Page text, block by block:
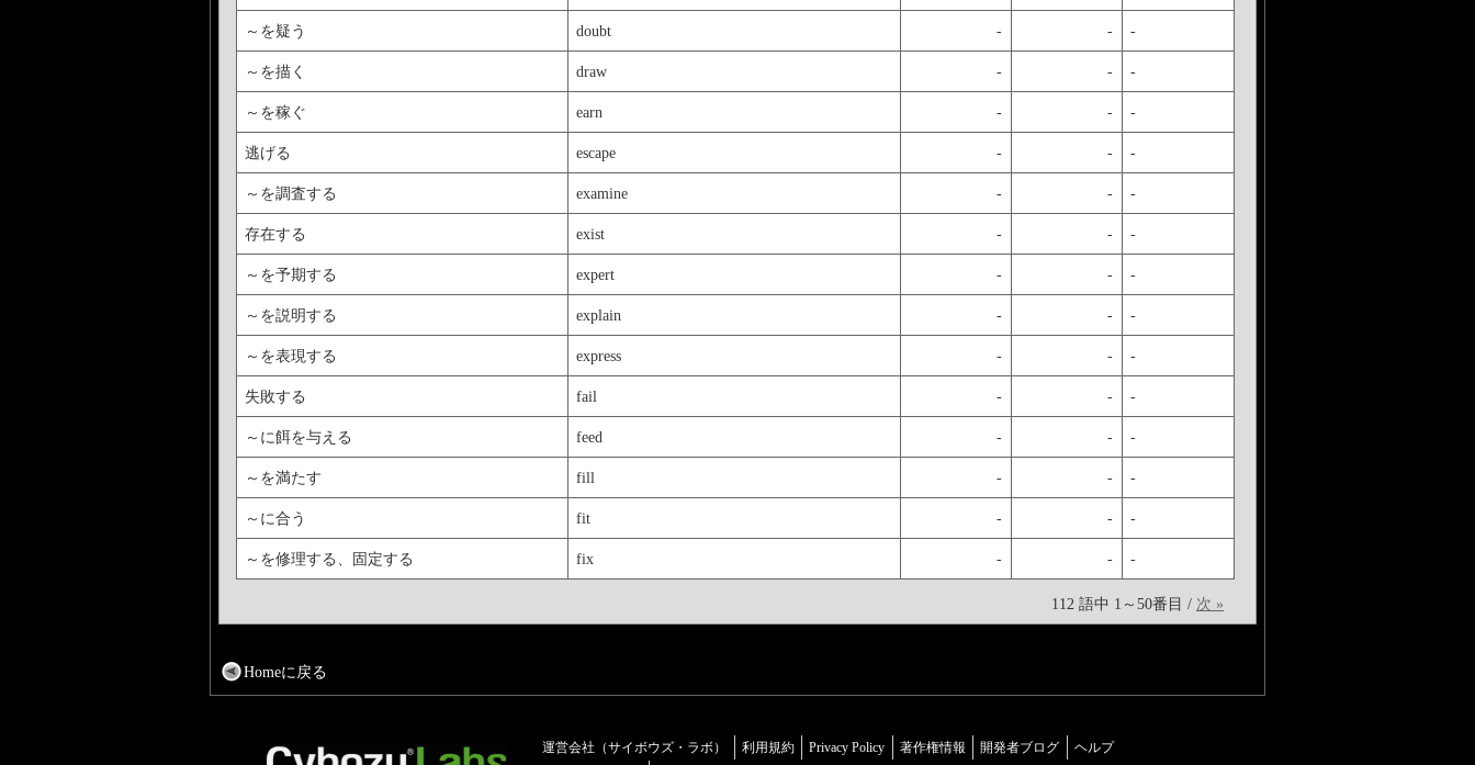
～を疑う doubt - - -
～を描く draw - - -
～を稼ぐ earn - - -
逃げる escape - - -
～を調査する examine - - -
存在する exist - - -
～を予期する expert - - -
～を説明する explain - - -
～を表現する express - - -
失敗する fail - - -
～に餌を与える feed - - -
～を満たす fill - - -
～に合う fit - - -
～を修理する、固定する fix - - -
112 語中 1～50番目 / 次 »
Homeに戻る
運営会社（サイボウズ・ラボ） 利用規約 Privacy Policy 著作権情報 開発者ブログ ヘルプ